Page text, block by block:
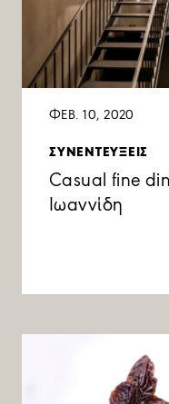
ΦΕΒ. 10, 2020
ΣΥΝΕΝΤΕΥΞΕΙΣ
Casual fine
Ιωαννίδη